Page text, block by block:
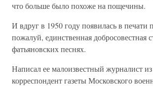
что больше было похоже на пощечины.
И вдруг в 1950 году появилась в печати
пожалуй, единственная добросовестная
фатьяновских песнях.
Написал ее малоизвестный журналист
корреспондент газеты Московского